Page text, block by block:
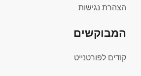
הצהרת נגישות
המבוקשים
קודים לפורטנייט